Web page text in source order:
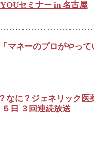
セミナー in 名古屋
マネーのプロがやっ
なに？ジェネリック医
日 ３回連続放送